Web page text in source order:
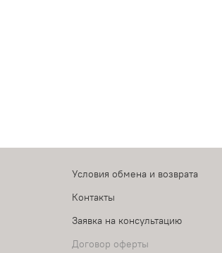
Условия обмена и возврата
Контакты
Заявка на консультацию
Договор оферты